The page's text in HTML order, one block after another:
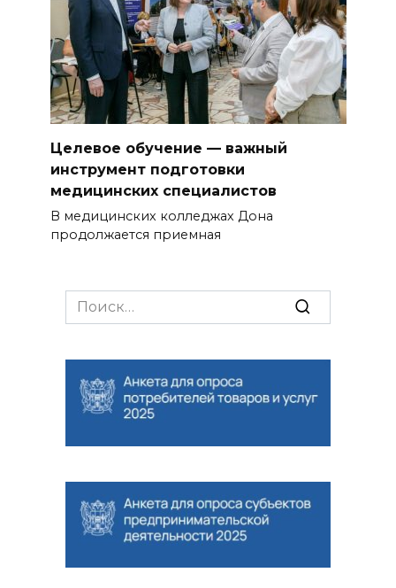
Целевое обучение — важный
инструмент подготовки
медицинских специалистов
В медицинских колледжах Дона
продолжается приемная
Search
for: